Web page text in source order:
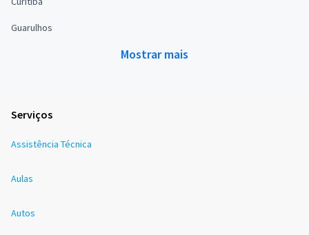
Guarulhos
Mostrar mais
Serviços
Assistência Técnica
Aulas
Autos